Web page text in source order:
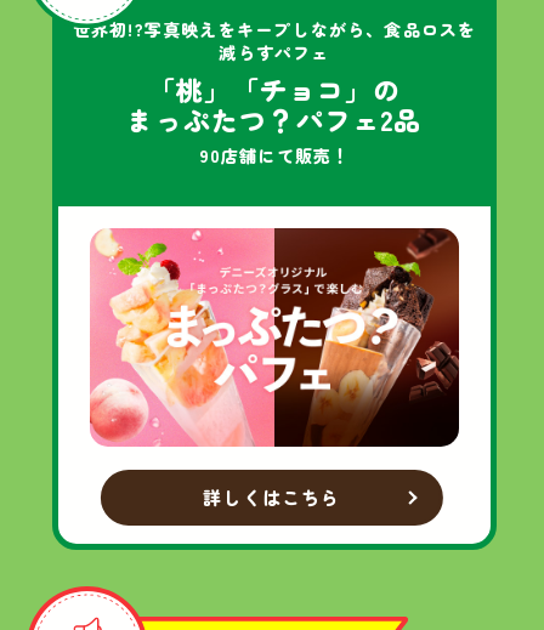
世界初!?写真映えをキープ しながら、食品ロスを
減らすパフェ
「桃」「チョコ」の
まっぷたつ？パフェ2品
90店舗にて販売！
詳しくはこちら